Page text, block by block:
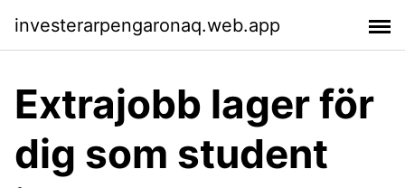
investerarpengaronaq.web.app
Extrajobb lager för
dig som student